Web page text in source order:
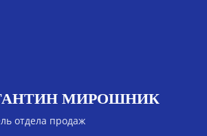
МИРОШНИК
отдела продаж